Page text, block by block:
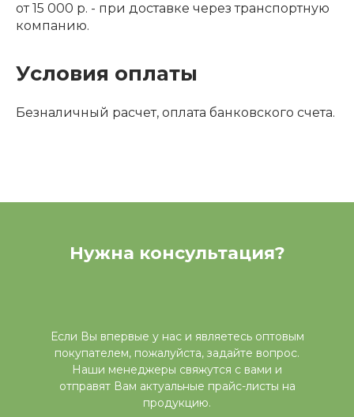
от 15 000 р. - при доставке через транспортную
компанию.
Условия оплаты
Безналичный расчет, оплата банковского счета.
Нужна консультация?
Если Вы впервые у нас и являетесь оптовым
покупателем, пожалуйста, задайте вопрос.
Наши менеджеры свяжутся с вами и
отправят Вам актуальные прайс-листы на
продукцию.